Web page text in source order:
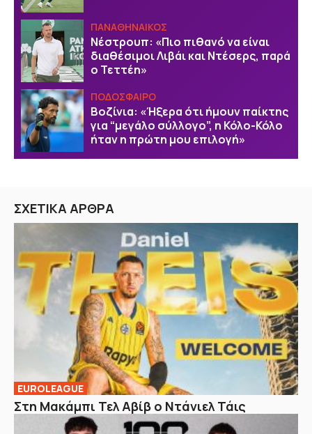
ΠΑΝΑΘΗΝΑΙΚΟΣ
Νέστρουπ: «Πιο πιθανό να είναι
διαθέσιμοι Λιβάι και Ντέσερς, παρά
ο Τεττέη»
ΠΟΔΟΣΦΑΙΡΟ
Βοζίνια: «Ήξερα ότι ήμουν παίκτης
για “μεγάλο σύλλογο”, η Κόλο-Κόλο
ήταν η πρώτη μου επιλογή»
ΣΧΕΤΙΚΑ ΑΡΘΡΑ
EUROLEAGUE
Στη Μακάμπι Τελ Αβίβ ο Ντάνιελ Τάις